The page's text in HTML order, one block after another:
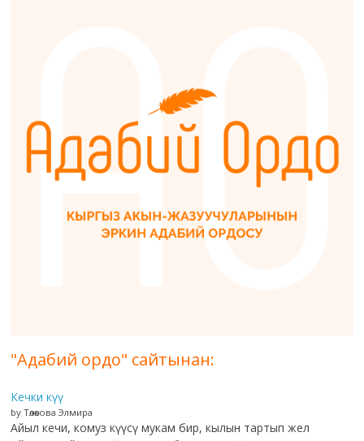
"Адабий ордо" сайтынан:
Кечки күү
by Төлөкова Элмира
Айыл кечи, комуз күүсү мукам бир, кылын тартып жел